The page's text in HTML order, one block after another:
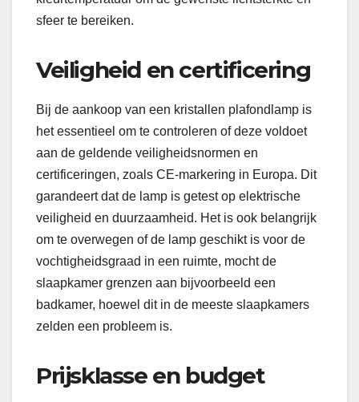
sfeer te bereiken.
Veiligheid en certificering
Bij de aankoop van een kristallen plafondlamp is
het essentieel om te controleren of deze voldoet
aan de geldende veiligheidsnormen en
certificeringen, zoals CE-markering in Europa. Dit
garandeert dat de lamp is getest op elektrische
veiligheid en duurzaamheid. Het is ook belangrijk
om te overwegen of de lamp geschikt is voor de
vochtigheidsgraad in een ruimte, mocht de
slaapkamer grenzen aan bijvoorbeeld een
badkamer, hoewel dit in de meeste slaapkamers
zelden een probleem is.
Prijsklasse en budget